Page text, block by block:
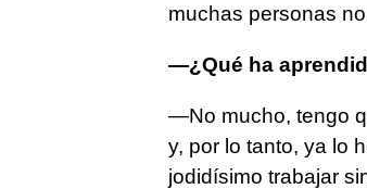
muchas personas
—¿Qué ha
—No mucho, tengo
y, por lo tanto, ya lo
jodidísimo trabajar